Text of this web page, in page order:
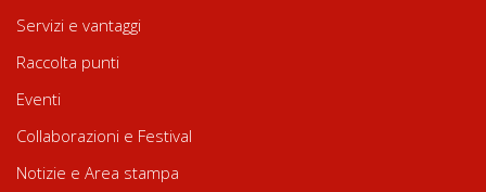
Servizi e vantaggi
Raccolta punti
Eventi
Collaborazioni e Festival
Notizie e Area stampa